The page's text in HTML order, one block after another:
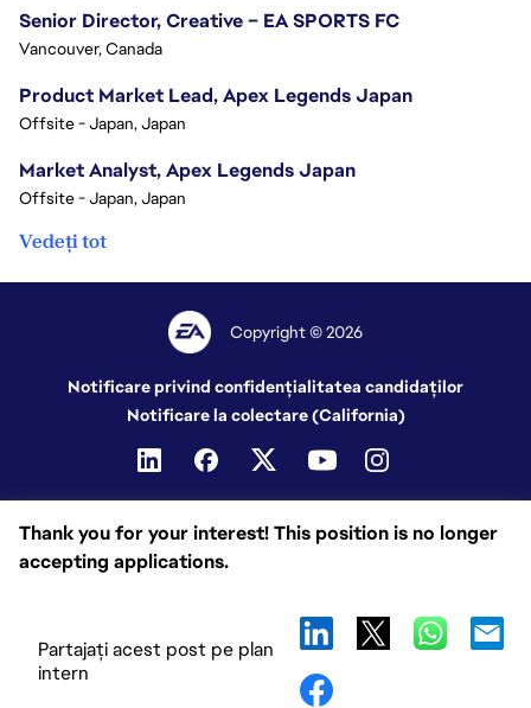
Thank you for your interest! This position is no longer
accepting applications.
Partajați acest post pe plan
intern
Senior Director, Creative – EA SPORTS FC
Vancouver, Canada
Product Market Lead, Apex Legends Japan
Offsite - Japan, Japan
Market Analyst, Apex Legends Japan
Offsite - Japan, Japan
Vedeți tot
Copyright © 2026
Notificare privind confidențialitatea candidaților
Notificare la colectare (California)